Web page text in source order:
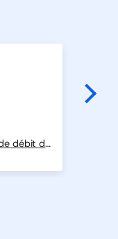
Lot de 4 volets de réglage de débit d'air en ABS de Ø 200 + 2 volets de Ø 250 mm